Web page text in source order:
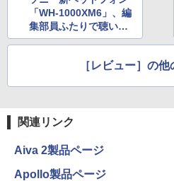
「WH-1000XM6」、編
集部員ふたりで聴いて
きた
［レビュー］の
関連リンク
Aiva 2製品ページ
Apollo製品ページ